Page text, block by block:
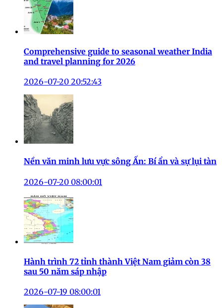
Comprehensive guide to seasonal weather India
and travel planning for 2026
2026-07-20 20:52:43
Nền văn minh lưu vực sông Ấn: Bí ẩn và sự lụi tàn
2026-07-20 08:00:01
Hành trình 72 tỉnh thành Việt Nam giảm còn 38
sau 50 năm sáp nhập
2026-07-19 08:00:01